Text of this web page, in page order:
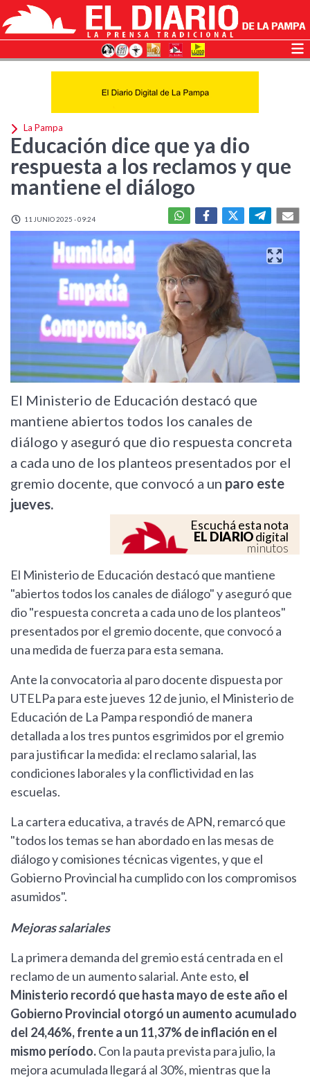
La Pampa
Educación dice que ya dio
respuesta a los reclamos y que
mantiene el diálogo
11 JUNIO 2025 - 09:24
El Ministerio de Educación destacó que
mantiene abiertos todos los canales de
diálogo y aseguró que dio respuesta concreta
a cada uno de los planteos presentados por el
gremio docente, que convocó a un paro este
jueves.
Escuchá esta nota
EL DIARIOdigital
minutos
El Ministerio de Educación destacó que mantiene
"abiertos todos los canales de diálogo" y aseguró que
dio "respuesta concreta a cada uno de los planteos"
presentados por el gremio docente, que convocó a
una medida de fuerza para esta semana.
Ante la convocatoria al paro docente dispuesta por
UTELPa para este jueves 12 de junio, el Ministerio de
Educación de La Pampa respondió de manera
detallada a los tres puntos esgrimidos por el gremio
para justificar la medida: el reclamo salarial, las
condiciones laborales y la conflictividad en las
escuelas.
La cartera educativa, a través de APN, remarcó que
"todos los temas se han abordado en las mesas de
diálogo y comisiones técnicas vigentes, y que el
Gobierno Provincial ha cumplido con los compromisos
asumidos".
Mejoras salariales
La primera demanda del gremio está centrada en el
reclamo de un aumento salarial. Ante esto, el
Ministerio recordó que hasta mayo de este año el
Gobierno Provincial otorgó un aumento acumulado
del 24,46%, frente a un 11,37% de inflación en el
mismo período.Con la pauta prevista para julio, la
mejora acumulada llegará al 30%, mientras que la